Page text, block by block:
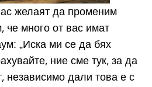
желаят да променим
че много от вас имат
„Иска ми се да бях
ние сме тук, за да
независимо дали това е с